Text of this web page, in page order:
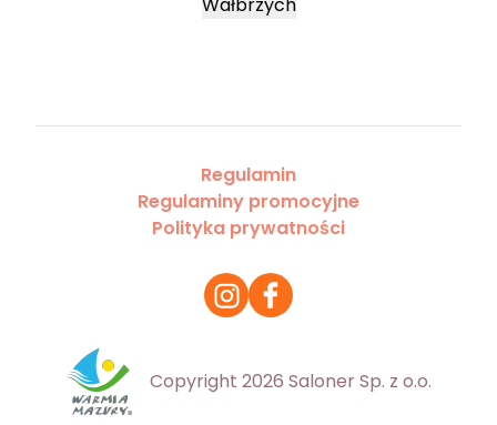
Regulamin
Regulaminy promocyjne
Polityka prywatności
Copyright 2026 Saloner Sp. z o.o.